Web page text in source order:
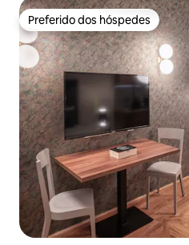
Preferido dos hóspedes
Preferido dos hóspedes